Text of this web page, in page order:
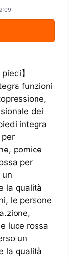
】
funzioni
dei
integra
pomice
per
un
la qualità
le persone
luce rossa
un
la qualità